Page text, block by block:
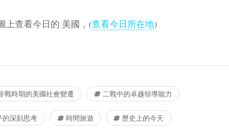
上查看今日的 美國，(查看今日所在地)
戰時期的美國社會變遷 二戰中的卓越領導能力
深刻思考 時間旅遊 歷史上的今天